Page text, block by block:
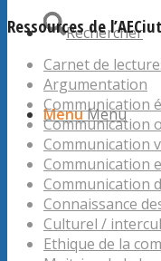
Rechercher
MenuMenu
Ressources de l’AECiut
Carnet de
Argumentation
Communication
Communication
Communication
Communication
Communication
Connaissance
Culturel /
Ethique de la